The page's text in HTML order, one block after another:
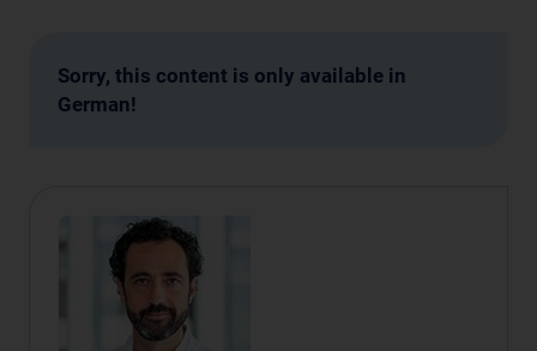
Sorry, this content is only available in
German!